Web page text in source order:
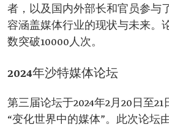
者，以及国内外部长和官员参与
容涵盖媒体行业的现状与未来。
数突破10000人次。
2024年沙特媒体论坛
第三届论坛于2024年2月20日至
“变化世界中的媒体”。此次论坛